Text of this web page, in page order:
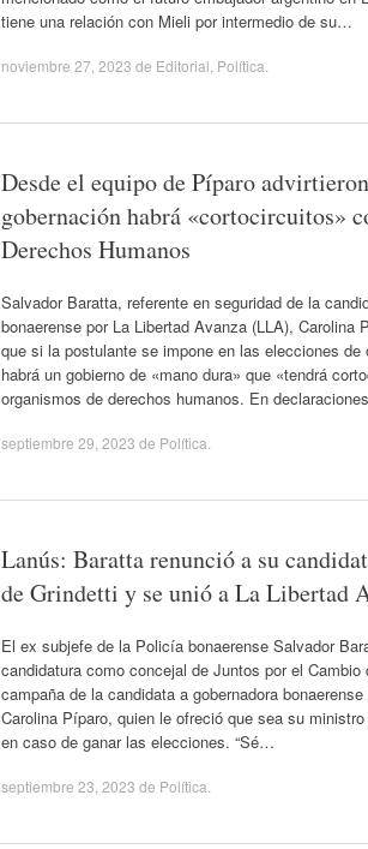
tiene una relación con Mieli por intermedio de su…
noviembre 27, 2023 de Editorial Política
Desde el equipo de Píparo
gobernación habrá «cortocircuitos»
Derechos Humanos
Salvador Baratta, referente en seguridad de la
bonaerense por La Libertad Avanza (LLA), Carolina
que si la postulante se impone en las elecciones de
habrá un gobierno de «mano dura» que «tendrá
organismos de derechos humanos. En
septiembre 29, 2023 de Política
Lanús: Baratta renunció a su
de Grindetti y se unió a La Libertad
El ex subjefe de la Policía bonaerense Salvador
candidatura como concejal de Juntos por el
campaña de la candidata a gobernadora
Carolina Píparo, quien le ofreció que sea su
en caso de ganar las elecciones. “Sé…
septiembre 23, 2023 de Política